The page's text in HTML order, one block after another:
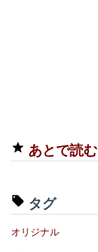
あとで読む
タグ
オリジナル